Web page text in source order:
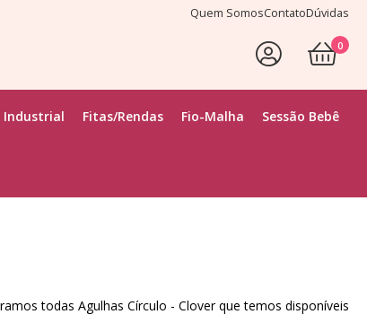
Quem SomosContatoDúvidas
Industrial Fitas/Rendas Fio-Malha Sessão Bebê
0
todas Agulhas Círculo - Clover que temos disponíveis